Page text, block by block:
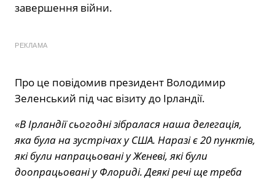
завершення війни.
РЕКЛАМА
Про це повідомив президент Володимир
Зеленський під час візиту до Ірландії.
«В Ірландії сьогодні зібралася наша делегація,
яка була на зустрічах у США. Наразі є 20 пунктів,
які були напрацьовані у Женеві, які були
доопрацьовані у Флориді. Деякі речі ще треба